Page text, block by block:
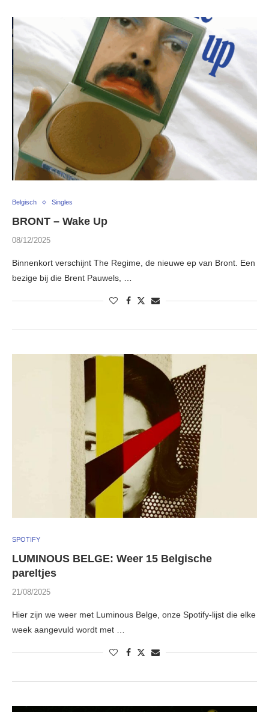
Belgisch Singles
BRONT – Wake Up
08/12/2025
Binnenkort verschijnt The Regime, de nieuwe ep van Bront. Een
bezige bij die Brent Pauwels, …
SPOTIFY
LUMINOUS BELGE: Weer 15 Belgische
pareltjes
21/08/2025
Hier zijn we weer met Luminous Belge, onze Spotify-lijst die elke
week aangevuld wordt met …